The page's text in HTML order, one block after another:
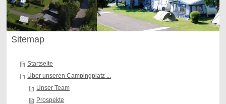
Sitemap
Startseite
Über unseren Campingplatz ...
Unser Team
Prospekte